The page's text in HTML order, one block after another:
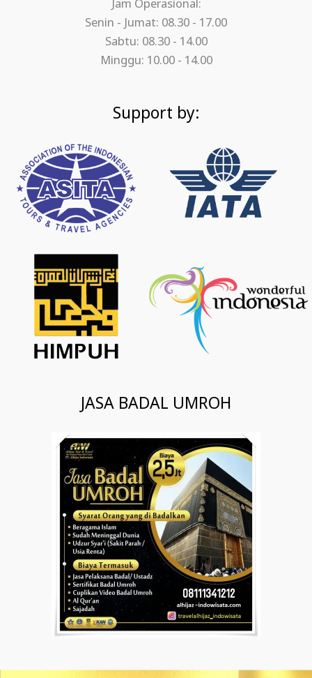
Jam Operasional:
Senin - Jumat: 08.30 - 17.00
Sabtu: 08.30 - 14.00
Minggu: 10.00 - 14.00
Support by:
JASA BADAL UMROH